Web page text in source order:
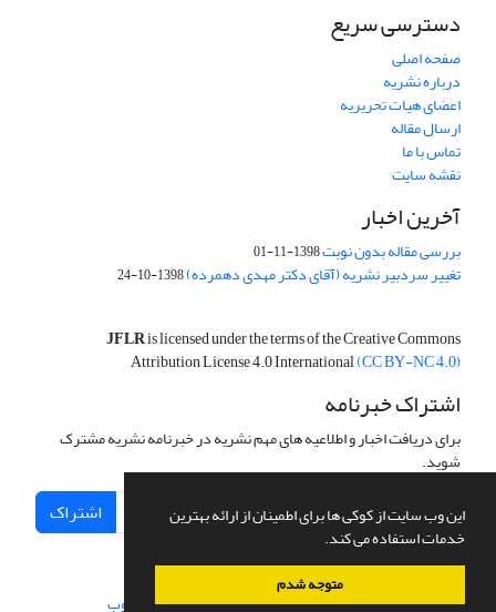
این وب سایت از کوکی ها برای اطمینان از ارائه بهترین
خدمات استفاده می کند.
متوجه شدم
دسترسی سریع
صفحه اصلی
درباره نشریه
اعضای هیات تحریریه
ارسال مقاله
تماس با ما
نقشه سایت
آخرین اخبار
بررسی مقاله بدون نوبت1398-11-01
تغییر سردبیر نشریه (آقای دکتر مهدی دهمرده)1398-10-24
JFLRis licensed under the terms of the Creative Commons
Attribution License 4.0 International(CC BY-NC 4.0)
اشتراک خبرنامه
برای دریافت اخبار و اطلاعیه های مهم نشریه در خبرنامه نشریه مشترک
شوید.
اشتراک
سامانه مدیریت نشریات علمی.طراحی و پیاده سازی از سیناوب